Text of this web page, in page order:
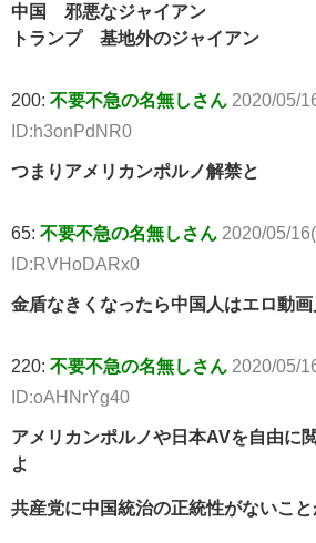
中国 邪悪なジャイアン
トランプ 基地外のジャイアン
200: 不要不急の名無しさん 2020/05/
ID:h3onPdNR0
つまりアメリカンポルノ解禁と
65: 不要不急の名無しさん 2020/05/
ID:RVHoDARx0
金盾なきくなったら中国人はエロ動画
220: 不要不急の名無しさん 2020/05/
ID:oAHNrYg40
アメリカンポルノや日本AVを自由に
よ
共産党に中国統治の正統性がないこ